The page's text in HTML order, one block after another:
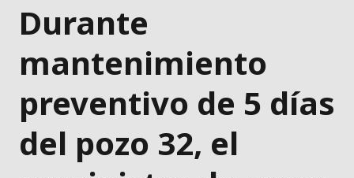
Durante
mantenimiento
preventivo de 5 días
del pozo 32, el